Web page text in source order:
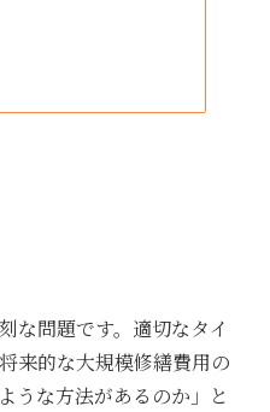
な問題です。適切なタイ
来的な大規模修繕費用の
うな方法があるのか」と